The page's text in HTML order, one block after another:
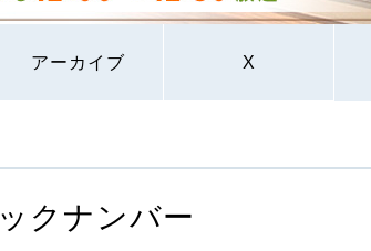
アーカイブ X
クナンバー